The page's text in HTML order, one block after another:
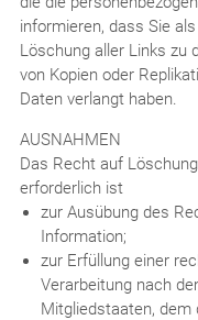
informieren, dass Sie
Löschung aller Links zu
von Kopien oder
Daten verlangt haben.
AUSNAHMEN
Das Recht auf
erforderlich ist
zur Ausübung des
Information;
zur Erfüllung einer
Verarbeitung nach
Mitgliedstaaten, dem